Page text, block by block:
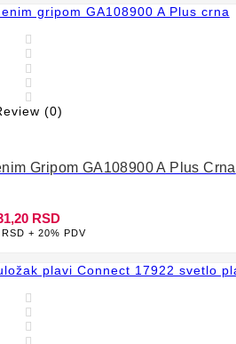
  
  





(0)
Gripom GA108900 A Plus Crna
RSD
+ 20% PDV


